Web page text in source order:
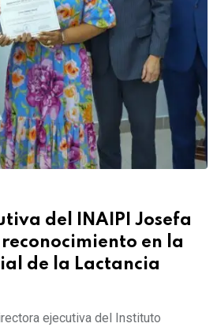
del INAIPI Josefa
en la
de la Lactancia
ejecutiva del Instituto